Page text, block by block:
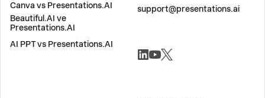
Canva vs Presentations.AI
Beautiful.AI ve
Presentations.AI
AI PPT vs Presentations.AI
support@presentations.ai